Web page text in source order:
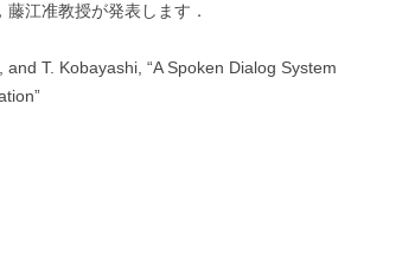
藤江准教授が発表します．
T. Kobayashi, “A Spoken Dialog System